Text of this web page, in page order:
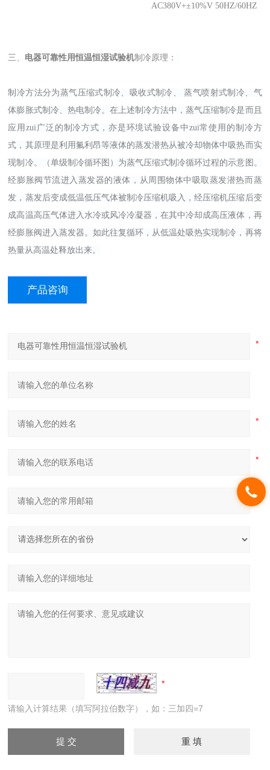
AC380V+±10%V 50HZ/60HZ
三、 电器可靠性用恒温恒湿试验机制冷原理：
制冷方法分为蒸气压缩式制冷、吸收式制冷、 蒸气喷射式制冷、气
体膨胀式制冷、热电制冷。在上述制冷方法中，蒸气压缩制冷是而且
应用zui广泛的制冷方式，亦是环境试验设备中zui常使用的制冷方
式，其原理是利用氟利昂等液体的蒸发潜热从被冷却物体中吸热而实
现制冷。（单级制冷循环图）为蒸气压缩式制冷循环过程的示意图。
经膨胀阀节流进入蒸发器的液体，从周围物体中吸取蒸发潜热而蒸
发，蒸发后变成低温低压气体被制冷压缩机吸入，经压缩机压缩后变
成高温高压气体进入水冷或风冷冷凝器，在其中冷却成高压液体，再
经膨胀阀进入蒸发器。如此往复循环，从低温处吸热实现制冷，再将
热量从高温处释放出来。
产品咨询
请输入计算结果（填写阿拉伯数字），如：三加四=7